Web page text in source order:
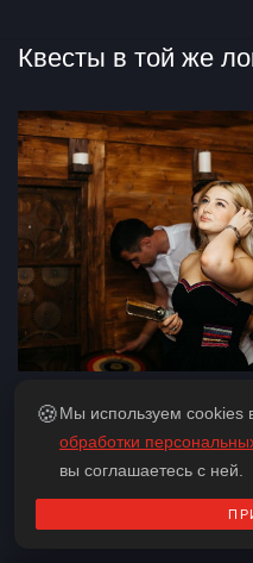
Квесты в той же
Квест
Код да Винчи
Нестрашный
🍪Мы используем cookies
обработки
вы соглашаетесь с ней.